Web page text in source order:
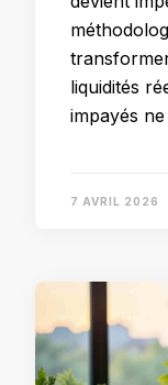
liquidités
impayés
7 AVRIL 2026